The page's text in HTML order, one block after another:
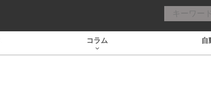
コラム 自